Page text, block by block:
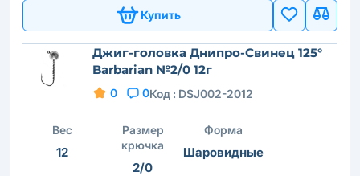
Купить
Джиг-головка Днипро-Свинец 125°
Barbarian №2/0 12г
0 0Код : DSJ002-2012
Вес
12
Размер
крючка
2/0
Форма
Шаровидные